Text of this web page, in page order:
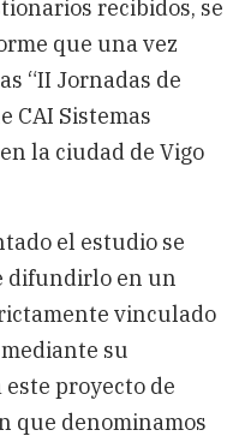
recibidos, se
que una vez
“II Jornadas de
CAI Sistemas
la ciudad de Vigo
el estudio se
difundirlo en un
vinculado
su
proyecto de
que denominamos